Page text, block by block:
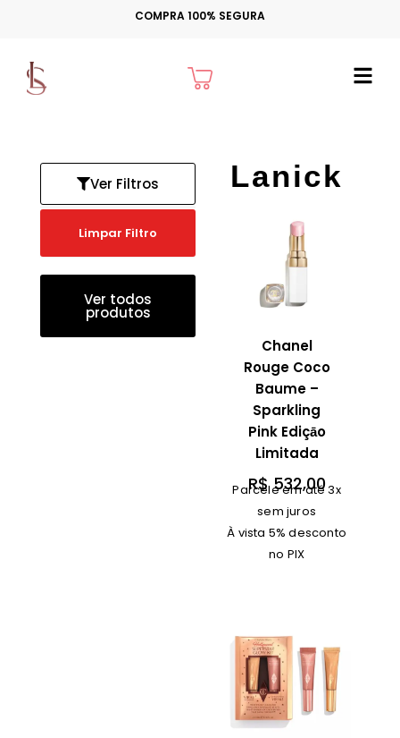
conteúdo
COMPRA 100% SEGURA
Cart
Ver Filtros
Limpar Filtro
Ver todos
produtos
Lanick
Chanel
Rouge Coco
Baume –
Sparkling
Pink Ediçāo
Limitada
R$532,00
Parcele em até 3x
sem juros
À vista 5% desconto
no PIX